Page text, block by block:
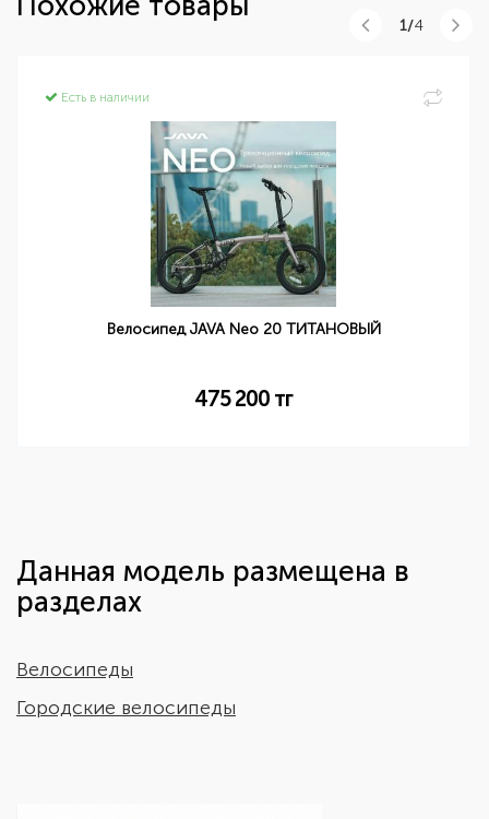
Есть в наличии
Велосипед JAVA Neo 20 ТИТАНОВЫЙ
475 200 тг
1/4
Данная модель размещена в
разделах
Велосипеды
Городские велосипеды